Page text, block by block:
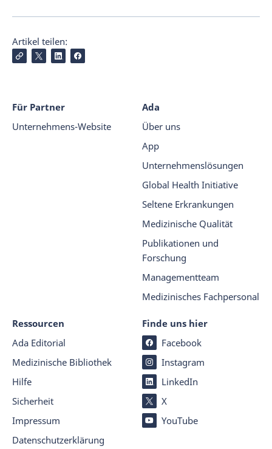
Artikel teilen:
Für Partner
Unternehmens-Website
Ada
Über uns
App
Unternehmenslösungen
Global Health Initiative
Seltene Erkrankungen
Medizinische Qualität
Publikationen und
Forschung
Managementteam
Medizinisches Fachpersonal
Ressourcen
Ada Editorial
Medizinische Bibliothek
Hilfe
Sicherheit
Impressum
Datenschutz­er­klärung
Finde uns hier
Facebook
Instagram
LinkedIn
X
YouTube